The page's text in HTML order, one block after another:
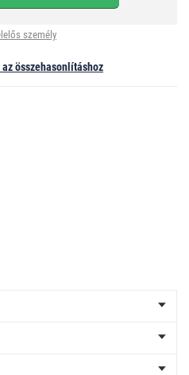
személy
az összehasonlításhoz